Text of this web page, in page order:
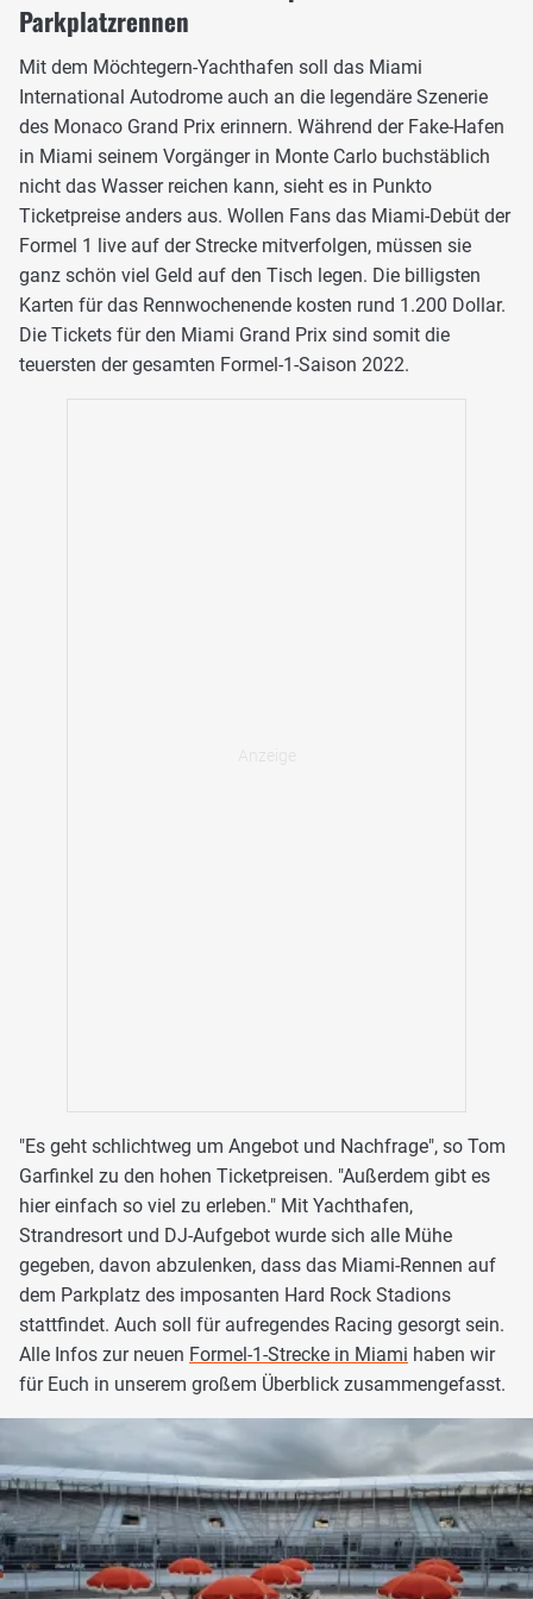
Parkplatzrennen
Mit dem Möchtegern-Yachthafen soll das Miami
International Autodrome auch an die legendäre Szenerie
des Monaco Grand Prix erinnern. Während der Fake-Hafen
in Miami seinem Vorgänger in Monte Carlo buchstäblich
nicht das Wasser reichen kann, sieht es in Punkto
Ticketpreise anders aus. Wollen Fans das Miami-Debüt der
Formel 1 live auf der Strecke mitverfolgen, müssen sie
ganz schön viel Geld auf den Tisch legen. Die billigsten
Karten für das Rennwochenende kosten rund 1.200 Dollar.
Die Tickets für den Miami Grand Prix sind somit die
teuersten der gesamten Formel-1-Saison 2022.
"Es geht schlichtweg um Angebot und Nachfrage", so Tom
Garfinkel zu den hohen Ticketpreisen. "Außerdem gibt es
hier einfach so viel zu erleben." Mit Yachthafen,
Strandresort und DJ-Aufgebot wurde sich alle Mühe
gegeben, davon abzulenken, dass das Miami-Rennen auf
dem Parkplatz des imposanten Hard Rock Stadions
stattfindet. Auch soll für aufregendes Racing gesorgt sein.
Alle Infos zur neuen Formel-1-Strecke in Miami haben wir
für Euch in unserem großem Überblick zusammengefasst.